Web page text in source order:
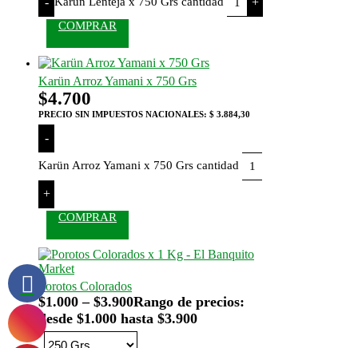
COMPRAR
Karün Arroz Yamani x 750 Grs
$4.700
PRECIO SIN IMPUESTOS NACIONALES: $ 3.884,30
-
Karün Arroz Yamani x 750 Grs cantidad
+
COMPRAR
Porotos Colorados
$1.000 – $3.900Rango de precios:
desde $1.000 hasta $3.900